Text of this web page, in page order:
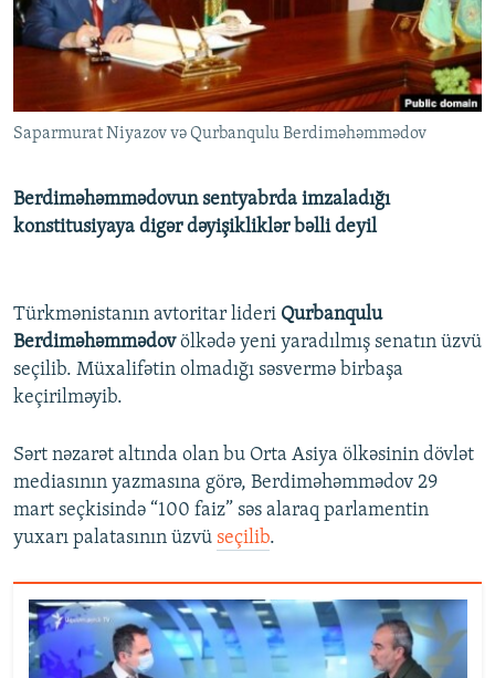
İNFOQRAFIKA
KARIKATURA
AZƏRBAYCAN ƏDƏBIYYATI KITABXANASI
İSLAM VƏ DEMOKRATIYA
İZ - MƏDƏNIYYƏT PROQRAMI
MISSIYAMIZ
PEŞƏ ETIKASI VƏ JURNALISTIKA STANDARTLARIMIZ
MATERIALLARIMIZDAN ISTIFADƏ
AZADLIQRADIOSU MOBIL TELEFONUNUZDA
XƏBƏR BÜLLETENLƏRIMIZ
BIZI IZLƏ
RFE/RL-in bütün saytları
Saparmurat Niyazov və Qurbanqulu Berdiməhəmmədov
Berdiməhəmmədovun sentyabrda imzaladığı
konstitusiyaya digər dəyişikliklər bəlli deyil
Türkmənistanın avtoritar lideri Qurbanqulu
Berdiməhəmmədovölkədə yeni yaradılmış senatın üzvü
seçilib. Müxalifətin olmadığı səsvermə birbaşa
keçirilməyib.
Sərt nəzarət altında olan bu Orta Asiya ölkəsinin dövlət
mediasının yazmasına görə, Berdiməhəmmədov 29
mart seçkisində “100 faiz” səs alaraq parlamentin
yuxarı palatasının üzvü seçilib.